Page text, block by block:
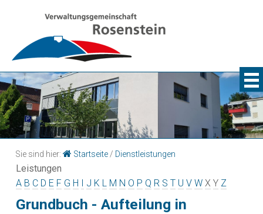
Sie sind hier: Startseite / Dienstleistungen
Leistungen
A B C D E F G H I J K L M N O P Q R S T U V W X Y Z
Grundbuch - Aufteilung in